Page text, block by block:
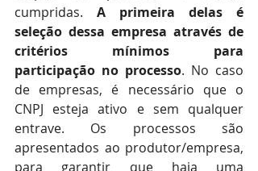
cumpridas. A primeira delas é
seleção dessa empresa através de
critérios mínimos para
participação no processo. No caso
de empresas, é necessário que o
CNPJ esteja ativo e sem qualquer
entrave. Os processos são
apresentados ao produtor/empresa,
para garantir que haja uma